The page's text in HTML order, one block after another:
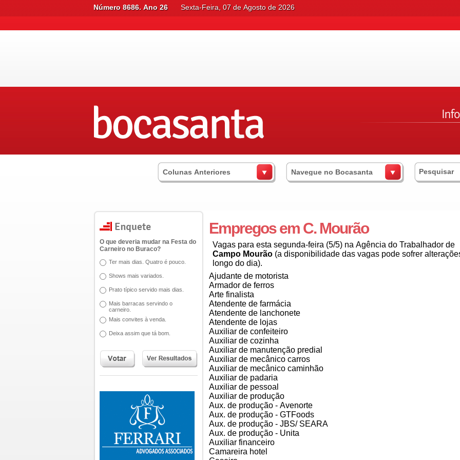
Número 8686. Ano 26 Sexta-Feira, 07 de Agosto de 2026
Colunas Anteriores Navegue no Bocasanta
O que deveria mudar na Festa do
Carneiro no Buraco?
Ter mais dias. Quatro é pouco.
Shows mais variados.
Prato típico servido mais dias.
Mais barracas servindo o
carneiro.
Mais convites à venda.
Deixa assim que tá bom.
Empregos em C. Mourão
Vagas para esta segunda-feira (5/5) na Agência do Trabalhador de
Campo Mourão (a disponibilidade das vagas pode sofrer
longo do dia).
Ajudante de motorista
Armador de ferros
Arte finalista
Atendente de farmácia
Atendente de lanchonete
Atendente de lojas
Auxiliar de confeiteiro
Auxiliar de cozinha
Auxiliar de manutenção predial
Auxiliar de mecânico carros
Auxiliar de mecânico caminhão
Auxiliar de padaria
Auxiliar de pessoal
Auxiliar de produção
Aux. de produção - Avenorte
Aux. de produção - GTFoods
Aux. de produção - JBS/ SEARA
Aux. de produção - Unita
Auxiliar financeiro
Camareira hotel